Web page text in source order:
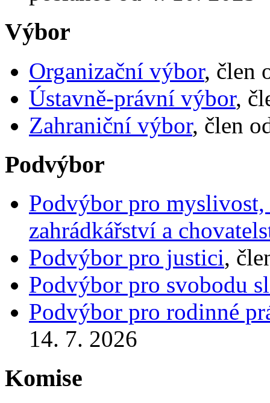
Výbor
Organizační výbor, člen
Ústavně-právní výbor,
Zahraniční výbor, člen
Podvýbor
Podvýbor pro
zahrádkářství a
Podvýbor pro justici,
Podvýbor pro svobodu
Podvýbor pro rodinné
14. 7. 2026
Komise